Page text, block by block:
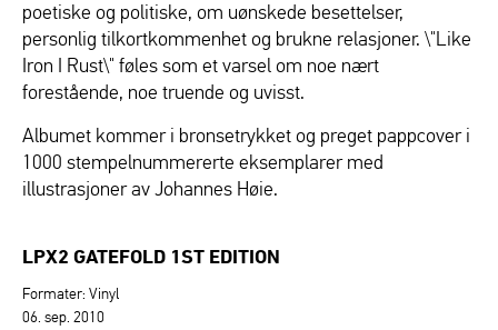
poetiske og politiske, om uønskede besettelser,
personlig tilkortkommenhet og brukne relasjoner. \"Like
Iron I Rust\" føles som et varsel om noe nært
forestående, noe truende og uvisst.
Albumet kommer i bronsetrykket og preget pappcover i
1000 stempelnummererte eksemplarer med
illustrasjoner av Johannes Høie.
LPX2 GATEFOLD 1ST EDITION
Formater: Vinyl
06. sep. 2010